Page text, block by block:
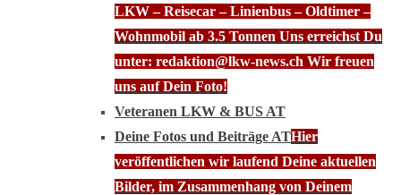
LKW – Reisecar – Linienbus – Oldtimer –
Wohnmobil ab 3.5 Tonnen Uns erreichst Du
unter: redaktion@lkw-news.ch Wir freuen
uns auf Dein Foto!
Veteranen LKW & BUS AT
Deine Fotos und Beiträge ATHier
veröffentlichen wir laufend Deine aktuellen
Bilder, im Zusammenhang von Deinem